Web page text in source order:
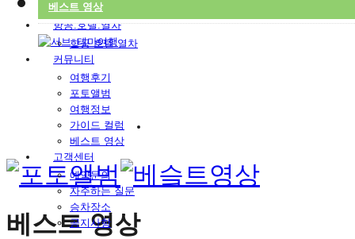
예약 대행 서비스
항공.호텔.열차
항공.호텔.열차
커뮤니티
여행후기
포토앨범
여행정보
가이드 컬럼
베스트 영상
고객센터
예약문의
자주하는 질문
승차장소
공지사항
베스트 영상
베스트 영상